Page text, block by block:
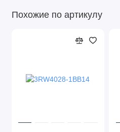
Похожие по артикулу